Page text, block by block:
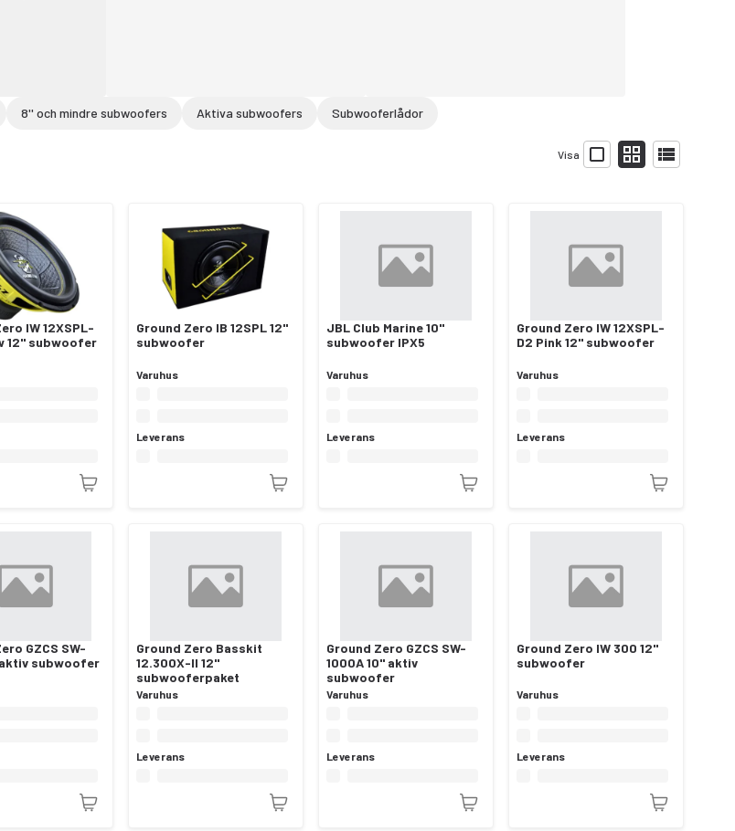
8'' och mindre subwoofers Aktiva subwoofers Subwooferlådor
Visa
IW 12XSPL-
12" subwoofer
Ground Zero IB 12SPL 12"
subwoofer
Varuhus
Leverans
JBL Club Marine 10"
subwoofer IPX5
Varuhus
Leverans
Ground Zero IW 12XSPL-
D2 Pink 12" subwoofer
Varuhus
Leverans
GZCS SW-
subwoofer
Ground Zero Basskit
12.300X-II 12"
subwooferpaket
Varuhus
Leverans
Ground Zero GZCS SW-
1000A 10" aktiv
subwoofer
Varuhus
Leverans
Ground Zero IW 300 12"
subwoofer
Varuhus
Leverans